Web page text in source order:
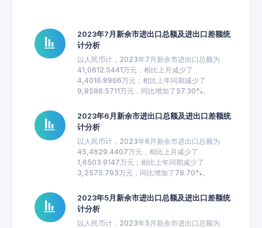
2023年7月新余市进出口总额及进出口差额统
计分析
以人民币计，2023年7月新余市进出口总额为
41,0612.5441万元，相比上月减少了
4,4016.8966万元；相比上年同期减少了
9,8588.5711万元，同比增加了57.30%。
2023年6月新余市进出口总额及进出口差额统
计分析
以人民币计，2023年6月新余市进出口总额为
45,4629.4407万元，相比上月减少了
1,6503.9147万元；相比上年同期减少了
3,2575.793万元，同比增加了78.70%。
2023年5月新余市进出口总额及进出口差额统
计分析
以人民币计，2023年5月新余市进出口总额为